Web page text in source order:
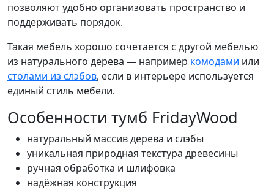
позволяют удобно организовать пространство и
поддерживать порядок.
Такая мебель хорошо сочетается с другой мебелью
из натурального дерева — например комодами или
столами из слэбов, если в интерьере используется
единый стиль мебели.
Особенности тумб FridayWood
натуральный массив дерева и слэбы
уникальная природная текстура древесины
ручная обработка и шлифовка
надёжная конструкция